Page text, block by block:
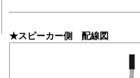
★スピーカー側 配線図